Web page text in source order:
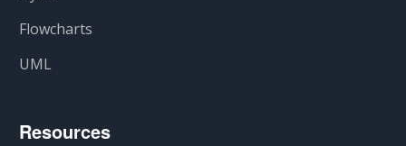
Flowcharts
UML
Resources